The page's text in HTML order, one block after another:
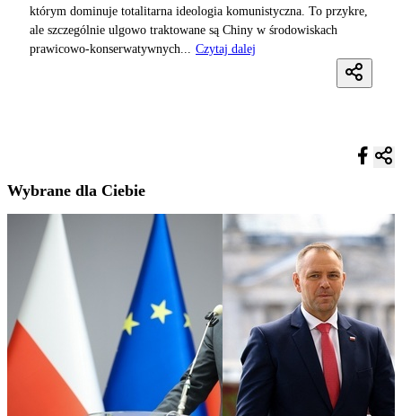
którym dominuje totalitarna ideologia komunistyczna. To przykre,
ale szczególnie ulgowo traktowane są Chiny w środowiskach
prawicowo-konserwatywnych...
Czytaj dalej
Wybrane dla Ciebie